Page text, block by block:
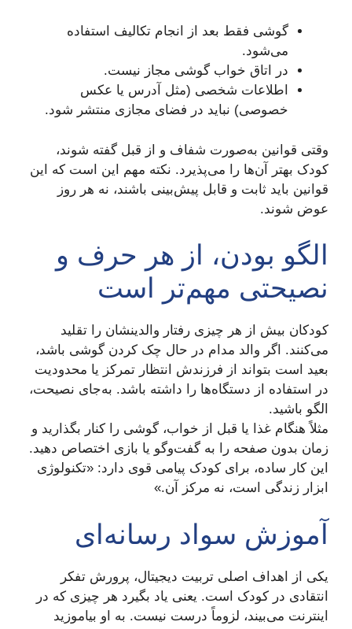
گوشی فقط بعد از انجام تکالیف استفاده
می‌شود.
در اتاق خواب گوشی مجاز نیست.
اطلاعات شخصی (مثل آدرس یا عکس
خصوصی) نباید در فضای مجازی منتشر شود.
وقتی قوانین به‌صورت شفاف و از قبل گفته شوند،
کودک بهتر آن‌ها را می‌پذیرد. نکته مهم این است که این
قوانین باید ثابت و قابل پیش‌بینی باشند، نه هر روز
عوض شوند.
الگو بودن، از هر حرف و
نصیحتی مهم‌تر است
کودکان بیش از هر چیزی رفتار والدینشان را تقلید
می‌کنند. اگر والد مدام در حال چک کردن گوشی باشد،
بعید است بتواند از فرزندش انتظار تمرکز یا محدودیت
در استفاده از دستگاه‌ها را داشته باشد. به‌جای نصیحت،
الگو باشید.
مثلاً هنگام غذا یا قبل از خواب، گوشی را کنار بگذارید و
زمان بدون صفحه را به گفت‌وگو یا بازی اختصاص دهید.
این کار ساده، برای کودک پیامی قوی دارد: «تکنولوژی
ابزار زندگی است، نه مرکز آن.»
آموزش سواد رسانه‌ای
یکی از اهداف اصلی تربیت دیجیتال، پرورش تفکر
انتقادی در کودک است. یعنی یاد بگیرد هر چیزی که در
اینترنت می‌بیند، لزوماً درست نیست. به او بیاموزید